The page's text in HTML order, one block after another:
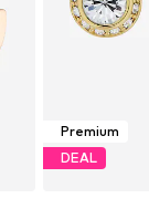
Premium
DEAL